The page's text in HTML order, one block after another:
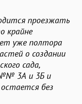
проезжать
крайне
уже полтора
о создании
сада,
№№ 3А и 3Б и
без